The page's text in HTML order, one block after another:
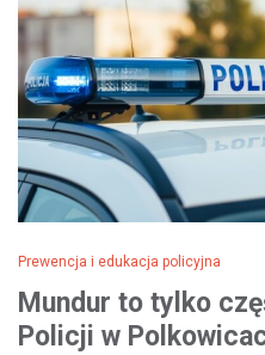
Prewencja i edukacja policyjna
Mundur to tylko
Policji w